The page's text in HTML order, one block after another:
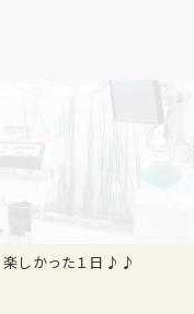
楽しかった１日♪♪